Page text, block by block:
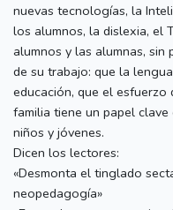
nuevas tecnologías, la
los alumnos, la dislexia, el
alumnos y las alumnas,
de su trabajo: que la
educación, que el
familia tiene un papel
niños y jóvenes.
Dicen los lectores:
«Desmonta el tinglado
neopedagogía»